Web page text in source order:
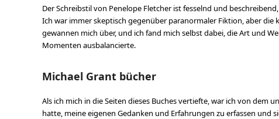
Der Schreibstil von Penelope Fletcher ist fesselnd und
Ich war immer skeptisch gegenüber paranormaler Fiktion, aber
gewannen mich über, und ich fand mich selbst dabei, die Art und
Momenten ausbalancierte.
Michael Grant bücher
Als ich mich in die Seiten dieses Buches vertiefte, war ich von dem
hatte, meine eigenen Gedanken und Erfahrungen zu erfassen und